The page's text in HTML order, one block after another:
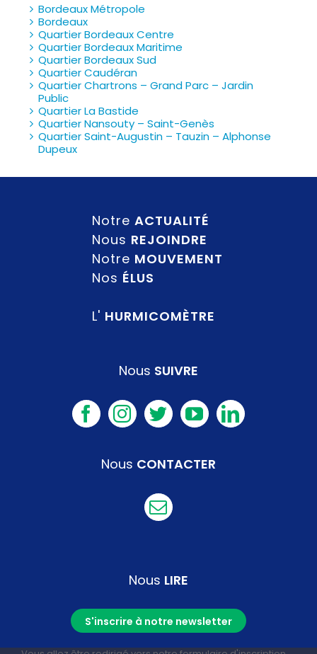
Bordeaux Métropole
Bordeaux
Quartier Bordeaux Centre
Quartier Bordeaux Maritime
Quartier Bordeaux Sud
Quartier Caudéran
Quartier Chartrons – Grand Parc – Jardin
Public
Quartier La Bastide
Quartier Nansouty – Saint-Genès
Quartier Saint-Augustin – Tauzin – Alphonse
Dupeux
Notre ACTUALITÉ
Nous REJOINDRE
Notre MOUVEMENT
Nos ÉLUS
L' HURMICOMÈTRE
Nous SUIVRE
Nous CONTACTER
Nous LIRE
S'inscrire à notre newsletter